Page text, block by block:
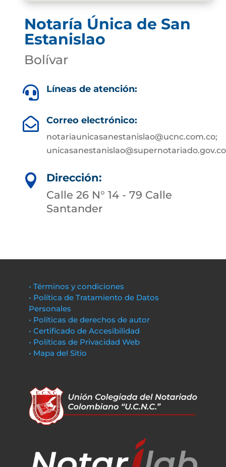
Notaría Única de San
Estanislao
Bolívar
 Líneas de atención:
 Correo electrónico:
notariaunicasanestanislao@ucnc.com.co;
unicasanestanislao@supernotariado.gov.co

Dirección:
Calle 26 N° 14 - 79 Calle
Santander
• Términos y condiciones
• Política de Tratamiento de Datos
Personales
• Políticas de derechos de autor
• Certificado de Accesibilidad
• Políticas de Privacidad Web
• Mapa del Sitio